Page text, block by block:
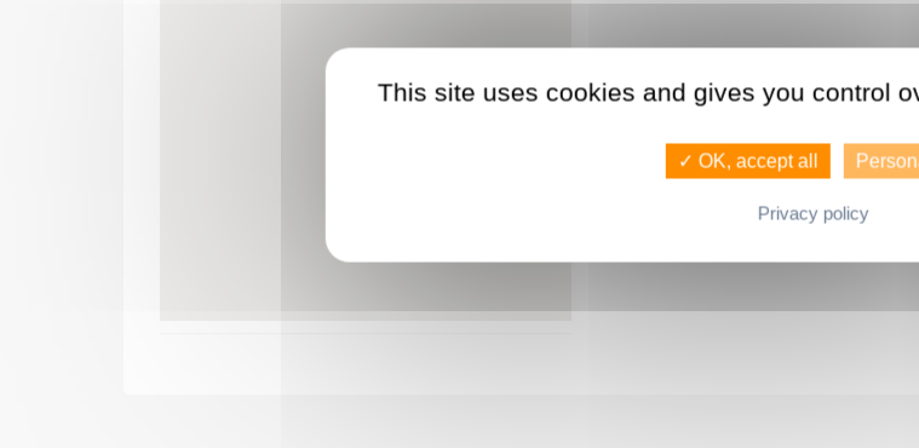
This site uses cookies and gives you control
✓ OK, accept all
Privacy policy